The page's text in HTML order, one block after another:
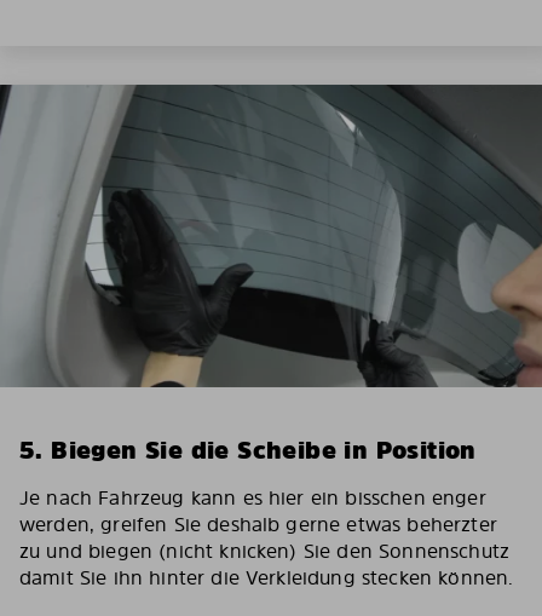
5. Biegen Sie die Scheibe in Position
Je nach Fahrzeug kann es hier ein bisschen enger
werden, greifen Sie deshalb gerne etwas beherzter
zu und biegen (nicht knicken) Sie den Sonnenschutz
damit Sie ihn hinter die Verkleidung stecken können.